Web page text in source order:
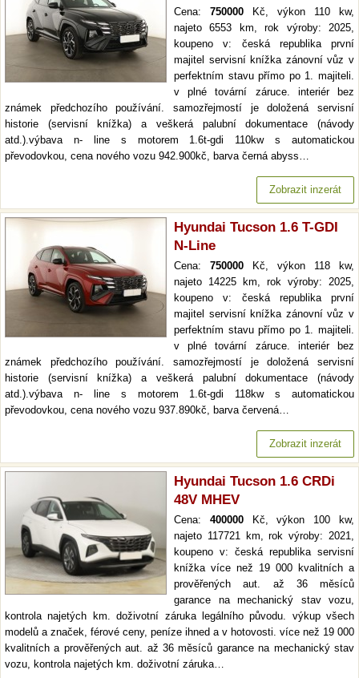
Cena: 750000 Kč, výkon 110 kw,
najeto 6553 km, rok výroby: 2025,
koupeno v: česká republika první
majitel servisní knížka zánovní vůz v
perfektním stavu přímo po 1. majiteli.
v plné tovární záruce. interiér bez
známek předchozího používání. samozřejmostí je doložená servisní
historie (servisní knížka) a veškerá palubní dokumentace (návody
atd.).výbava n- line s motorem 1.6t-gdi 110kw s automatickou
převodovkou, cena nového vozu 942.900kč, barva černá abyss…
Zobrazit inzerát
Hyundai Tucson 1.6 T-GDI
N-Line
Cena: 750000 Kč, výkon 118 kw,
najeto 14225 km, rok výroby: 2025,
koupeno v: česká republika první
majitel servisní knížka zánovní vůz v
perfektním stavu přímo po 1. majiteli.
v plné tovární záruce. interiér bez
známek předchozího používání. samozřejmostí je doložená servisní
historie (servisní knížka) a veškerá palubní dokumentace (návody
atd.).výbava n- line s motorem 1.6t-gdi 118kw s automatickou
převodovkou, cena nového vozu 937.890kč, barva červená…
Zobrazit inzerát
Hyundai Tucson 1.6 CRDi
48V MHEV
Cena: 400000Kč, výkon 100 kw,
najeto 117721 km, rok výroby: 2021,
koupeno v: česká republika servisní
knížka více než 19 000 kvalitních a
prověřených aut. až 36 měsíců
garance na mechanický stav vozu,
kontrola najetých km. doživotní záruka legálního původu. výkup všech
modelů a značek, férové ceny, peníze ihned a v hotovosti. více než 19 000
kvalitních a prověřených aut. až 36 měsíců garance na mechanický stav
vozu, kontrola najetých km. doživotní záruka…